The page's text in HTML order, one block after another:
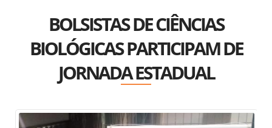
BOLSISTAS DE CIÊNCIAS
BIOLÓGICAS PARTICIPAM DE
JORNADA ESTADUAL